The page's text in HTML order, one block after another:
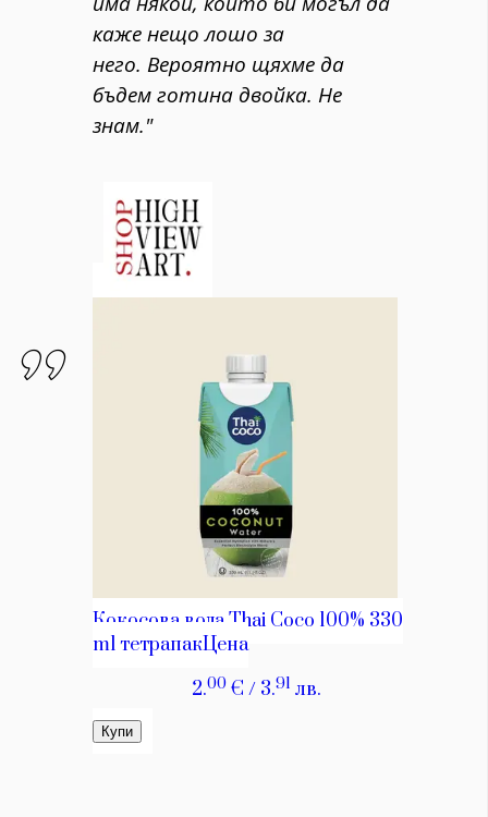
каже нещо лошо за
него. Вероятно щяхме да
бъдем готина двойка. Не
знам."